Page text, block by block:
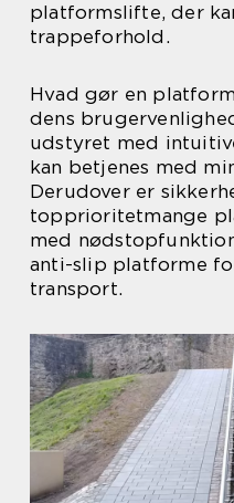
platformslifte, der
trappeforhold.
Hvad gør en
dens
udstyret med
kan betjenes med
Derudover er
topprioritetmange
med
anti-slip platforme
transport.